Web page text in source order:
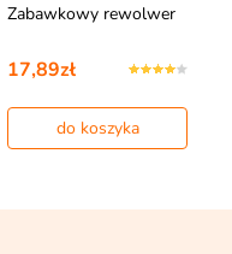
Zabawkowy rewolwer
17,89zł
do koszyka